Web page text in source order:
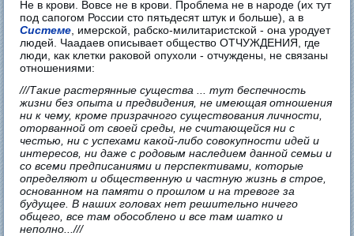
Не в крови. Вовсе не в крови. Проблема не в народе (их тут
под сапогом России сто пятьдесят штук и больше), а в
Системе , имерской, рабско-милитаристской - она уродует
людей. Чаадаев описывает общество ОТЧУЖДЕНИЯ, где
люди, как клетки раковой опухоли - отчуждены, не связаны
отношениями:
///Такие растерянные существа ... тут беспечность
жизни без опыта и предвидения, не имеющая отношения
ни к чему, кроме призрачного существования личности,
оторванной от своей среды, не считающейся ни с
честью, ни с успехами какой-либо совокупности идей и
интересов, ни даже с родовым наследием данной семьи и
со всеми предписаниями и перспективами, которые
определяют и общественную и частную жизнь в строе,
основанном на памяти о прошлом и на тревоге за
будущее. В наших головах нет решительно ничего
общего, все там обособлено и все там шатко и
неполно...///